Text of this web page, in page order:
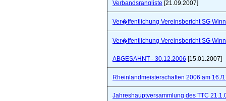
Verbandsrangliste [21.09.2007]
Ver�ffentlichung Vereinsbericht SG
Ver�ffentlichung Vereinsbericht SG
ABGESAHNT - 30.12.2006 [15.01.2007]
Rheinlandmeisterschaften 2006 am
Jahreshauptversammlung des TTC